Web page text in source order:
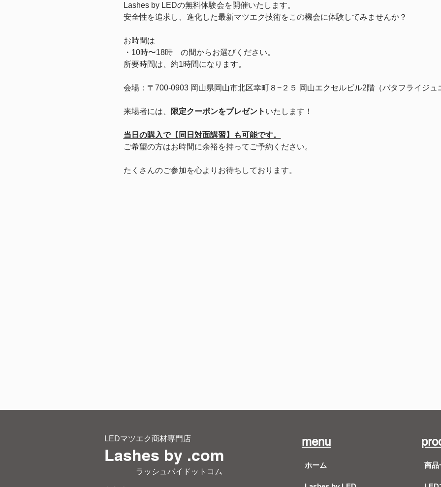
Lashes by LEDの無料体験会を開催いたします。
安全性を追求し、進化した最新マツエク技術をこの機会に体験してみませんか？
お時間は
・10時〜18時　の間からお選びください。
所要時間は、約1時間になります。
会場：〒700-0903 岡山県岡山市北区幸町８−２５ 岡山エクセルビル2階（バタフライジュ
来場者には、 限定クーポンをプレゼント いたします！
当日の購入で【同日対面講習】も可能です。
ご希望の方はお時間に余裕を持ってご予約ください。
たくさんのご参加を心よりお待ちしております。
LEDマツエク商材専門店
Lashes by .com
​ ラッシュバイドットコム
menu
ホーム 商品